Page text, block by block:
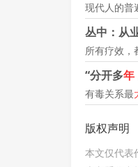
现代人的普
丛中：从
所有疗效，
“分开多年
有毒关系最
版权声明
本文仅代表